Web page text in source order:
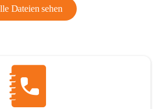
Dateien sehen